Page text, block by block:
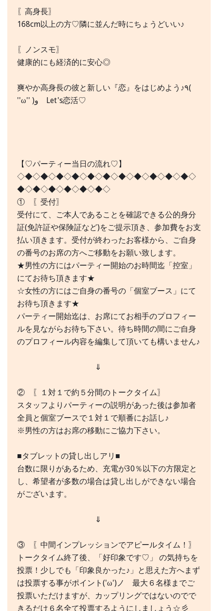
〖高身長〗
168cm以上の方♡隣に並んだ時にちょうどいい♪
〖ノンスモ〗
健康的にも経済的に安心◎
爽やか高身長の彼と新しい『恋』をはじめよう♪٩(
''ω'' )و Let's恋活♡
【♡パーティー当日の流れ♡】
◇◆◇◆◇◆◇◆◇◆◇◆◇◆◇◆◇◆◇◆◇◆◇
◆◇◆◇◆◇◆◇◆◇◆◇
① 〖受付〗
受付にて、ご本人であることを確認できる公的身分
証(免許証や保険証など)をご提示頂き、参加費をお支
払い頂きます。受付が終わったお客様から、ご自身
の番号のお席の方へご移動をお願い致します。
★男性の方にはパーティー開始のお時間迄「控室」
にてお待ち頂きます★
☆女性の方にはご自身の番号の「個室ブース」にて
お待ち頂きます★
パーティー開始迄は、お席にてお相手のプロフィー
ルを見ながらお待ち下さい。待ち時間の間にご自身
のプロフィール内容を編集して頂いても構いません♪
⇓
② 〖１対１で約５分間のトークタイム〗
スタッフよりパーティーの説明があった後は参加者
全員と個室ブースで１対１で順番にお話し♪
※男性の方はお席の移動にご協力下さい。
■タブレットの貸し出しアリ■
台数に限りがあるため、充電が30％以下の方限定と
し、希望者が多数の場合は貸し出しができない場合
がございます。
⇓
③ 〖中間インプレッションでアピールタイム！〗
トークタイム終了後、「好印象です♡」 の気持ちを
投票！少しでも「印象良かった♪」と思えた方へまず
は投票する事がポイント('ω')ノ 最大６名様までご
投票いただけますが、カップリングではないのでで
きるだけ６名全て投票するようにしましょう☆彡